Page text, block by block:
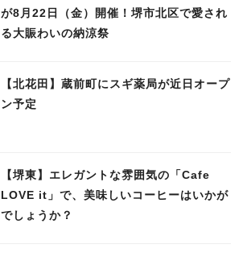
が8月22日（金）開催！堺市北区で愛され
る大賑わいの納涼祭
【北花田】蔵前町にスギ薬局が近日オープ
ン予定
【堺東】エレガントな雰囲気の「Cafe
LOVE it」で、美味しいコーヒーはいかが
でしょうか？